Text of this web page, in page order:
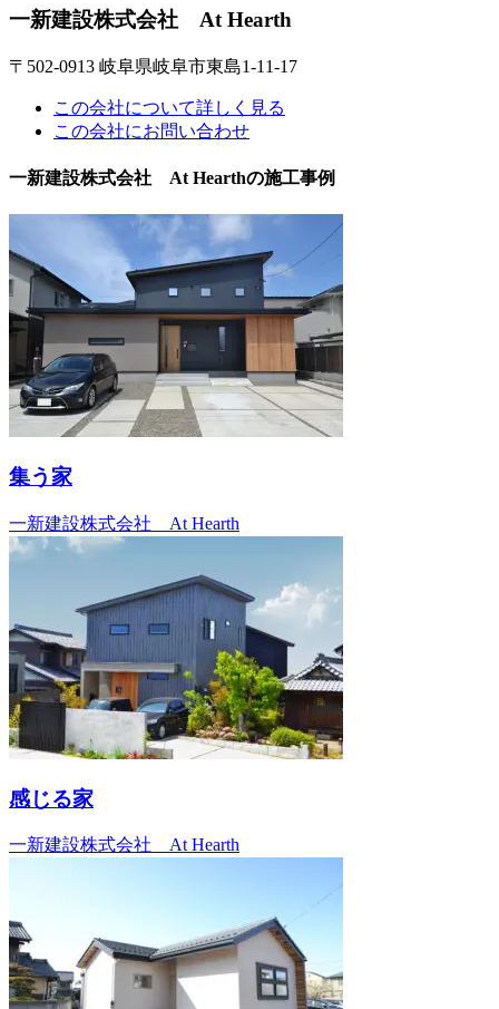
一新建設株式会社 At Hearth
〒502-0913 岐阜県岐阜市東島1-11-17
この会社について詳しく見る
この会社にお問い合わせ
一新建設株式会社 At Hearthの施工事例
集う家
一新建設株式会社 At Hearth
感じる家
一新建設株式会社 At Hearth